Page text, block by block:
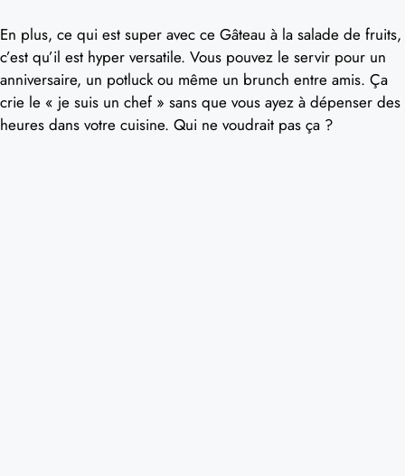
En plus, ce qui est super avec ce Gâteau à la salade de fruits,
c’est qu’il est hyper versatile. Vous pouvez le servir pour un
anniversaire, un potluck ou même un brunch entre amis. Ça
crie le « je suis un chef » sans que vous ayez à dépenser des
heures dans votre cuisine. Qui ne voudrait pas ça ?